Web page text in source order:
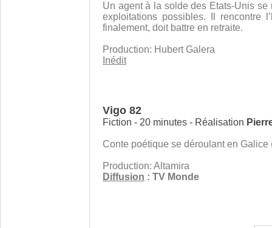
Un agent à la solde des Etats-Unis
exploitations possibles. Il rencontre
finalement, doit battre en retraite.
Production: Hubert Galera
Inédit
Vigo 82
Fiction - 20 minutes - Réalisation
Conte poétique se déroulant en
Production: Altamira
Diffusion : TV Monde